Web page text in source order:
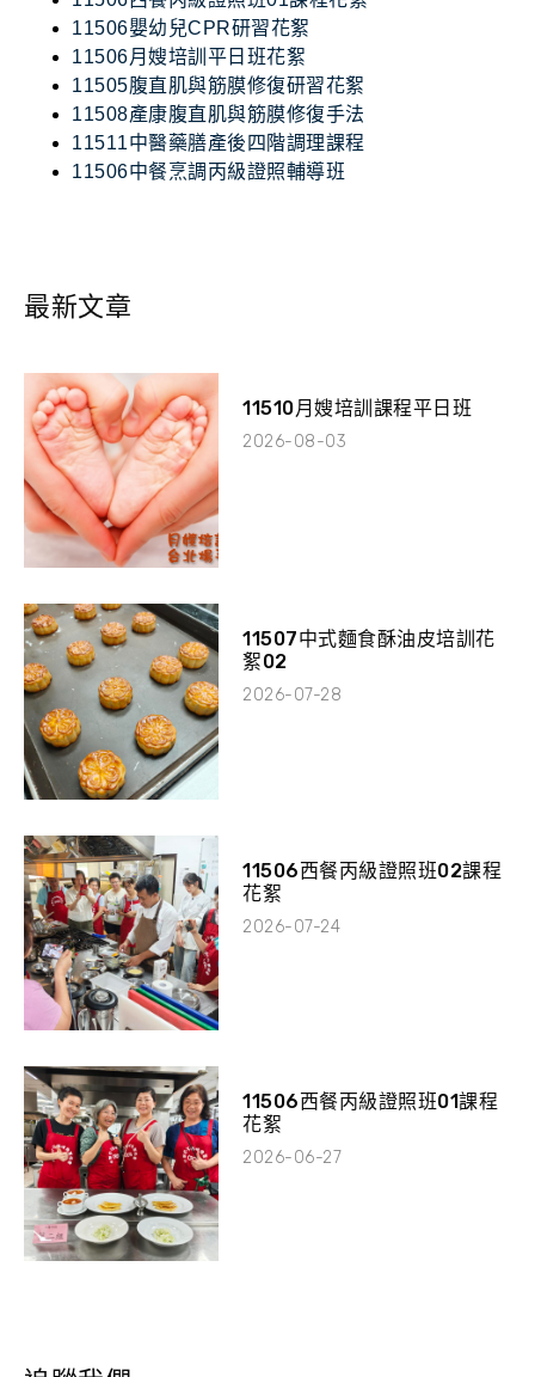
11506嬰幼兒CPR研習花絮
11506月嫂培訓平日班花絮
11505腹直肌與筋膜修復研習花絮
11508產康腹直肌與筋膜修復手法
11511中醫藥膳產後四階調理課程
11506中餐烹調丙級證照輔導班
最新文章
11510月嫂培訓課程平日班
2026-08-03
11507中式麵食酥油皮培訓花
絮02
2026-07-28
11506西餐丙級證照班02課程
花絮
2026-07-24
11506西餐丙級證照班01課程
花絮
2026-06-27